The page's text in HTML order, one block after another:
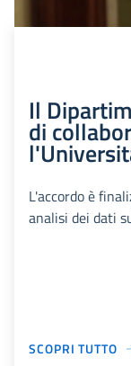
Il
di
L'accordo è
analisi dei dati
SCOPRI TUTTO